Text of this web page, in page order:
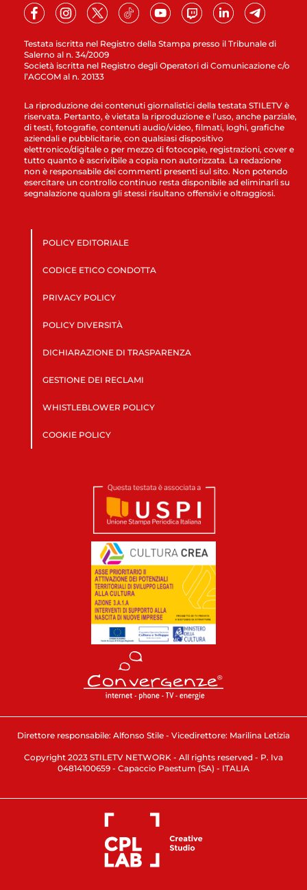
Testata iscritta nel Registro della Stampa presso il Tribunale di
Salerno al n. 34/2009
Società iscritta nel Registro degli Operatori di Comunicazione c/o
l’AGCOM al n. 20133
La riproduzione dei contenuti giornalistici della testata STILETV è
riservata. Pertanto, è vietata la riproduzione e l’uso, anche parziale,
di testi, fotografie, contenuti audio/video, filmati, loghi, grafiche
aziendali e pubblicitarie, con qualsiasi dispositivo
elettronico/digitale o per mezzo di fotocopie, registrazioni, cover e
tutto quanto è ascrivibile a copia non autorizzata. La redazione
non è responsabile dei commenti presenti sul sito. Non potendo
esercitare un controllo continuo resta disponibile ad eliminarli su
segnalazione qualora gli stessi risultano offensivi e oltraggiosi.
POLICY EDITORIALE
CODICE ETICO CONDOTTA
PRIVACY POLICY
POLICY DIVERSITÀ
DICHIARAZIONE DI TRASPARENZA
GESTIONE DEI RECLAMI
WHISTLEBLOWER POLICY
COOKIE POLICY
Direttore responsabile: Alfonso Stile - Vicedirettore: Marilina Letizia
Copyright 2023 STILETV NETWORK - All rights reserved - P. Iva
04814100659 - Capaccio Paestum (SA) - ITALIA